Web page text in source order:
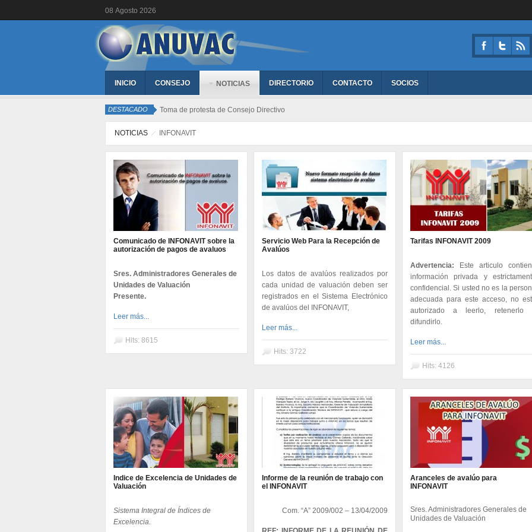
08 Agosto 2026
INICIO CONSEJO NOTICIAS DIRECTORIO CONTACTO SOCIOS
DESTACADO Toma de protesta de Consejo Directivo
NOTICIAS INFONAVIT
Comunicado de INFONAVIT sobre la
autorización de pagos de avaluos
Sres. Administradores Generales de
Unidades de Valuación
Presente.
Leer más...
Hits: 8615
Servicio Web Para la Recepción de
Avalúos
Los datos de avalúos realizados por
cada unidad de valuación deben ser
registrados en el Sistema Electrónico
de avalúos del INFONAVIT,
Leer más...
Hits: 3722
Tarifas INFONAVIT 2009
Advertencia: Este articulo
información privada y
confidencial. Si usted no es la
adecuada para este acceso, no
autorizado a leerlo, retenerlo
difundirlo.
Leer más...
Hits: 4126
Indice de Excelencia de Unidades de
Valuación
Sistema Integral de Índices de
Excelencia.
Informe de la reunión de trabajo con
el INFONAVIT
Com. “A” 2009/002 – 13/04/2009
Aranceles de avalúo para
INFONAVIT
Sres. Administradores Generales de
Unidades de Valuación